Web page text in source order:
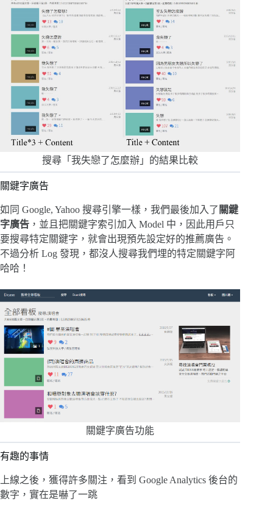
搜尋「我失戀了怎麼辦」的結果比較
關鍵字廣告
如同 Google, Yahoo 搜尋引擎一樣，我們最後加入了 關鍵
字廣告 ，並且把關鍵字索引加入 Model 中，因此用戶只
要搜尋特定關鍵字，就會出現預先設定好的推薦廣告。
不過分析 Log 發現，都沒人搜尋我們埋的特定關鍵字阿
哈哈！
關鍵字廣告功能
有趣的事情
上線之後，獲得許多關注，看到 Google Analytics 後台的
數字，實在是嚇了一跳